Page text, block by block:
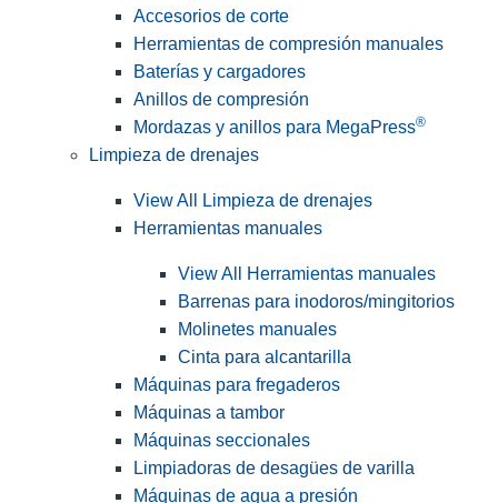
Accesorios de corte
Herramientas de compresión manuales
Baterías y cargadores
Anillos de compresión
Mordazas y anillos para MegaPress®
Limpieza de drenajes
View All Limpieza de drenajes
Herramientas manuales
View All Herramientas manuales
Barrenas para inodoros/mingitorios
Molinetes manuales
Cinta para alcantarilla
Máquinas para fregaderos
Máquinas a tambor
Máquinas seccionales
Limpiadoras de desagües de varilla
Máquinas de agua a presión